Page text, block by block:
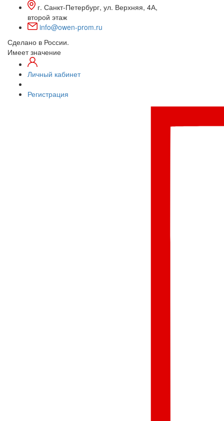
г. Санкт-Петербург, ул. Верхняя, 4А,
второй этаж
info@owen-prom.ru
Сделано в России.
Имеет значение
Личный кабинет
Регистрация